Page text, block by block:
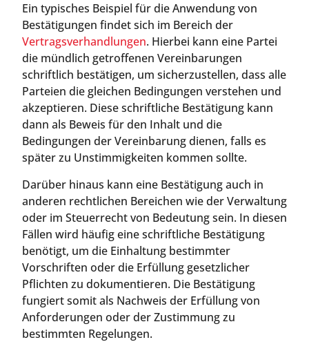
Ein typisches Beispiel für die Anwendung von
Bestätigungen findet sich im Bereich der
Vertragsverhandlungen. Hierbei kann eine Partei
die mündlich getroffenen Vereinbarungen
schriftlich bestätigen, um sicherzustellen, dass alle
Parteien die gleichen Bedingungen verstehen und
akzeptieren. Diese schriftliche Bestätigung kann
dann als Beweis für den Inhalt und die
Bedingungen der Vereinbarung dienen, falls es
später zu Unstimmigkeiten kommen sollte.
Darüber hinaus kann eine Bestätigung auch in
anderen rechtlichen Bereichen wie der Verwaltung
oder im Steuerrecht von Bedeutung sein. In diesen
Fällen wird häufig eine schriftliche Bestätigung
benötigt, um die Einhaltung bestimmter
Vorschriften oder die Erfüllung gesetzlicher
Pflichten zu dokumentieren. Die Bestätigung
fungiert somit als Nachweis der Erfüllung von
Anforderungen oder der Zustimmung zu
bestimmten Regelungen.